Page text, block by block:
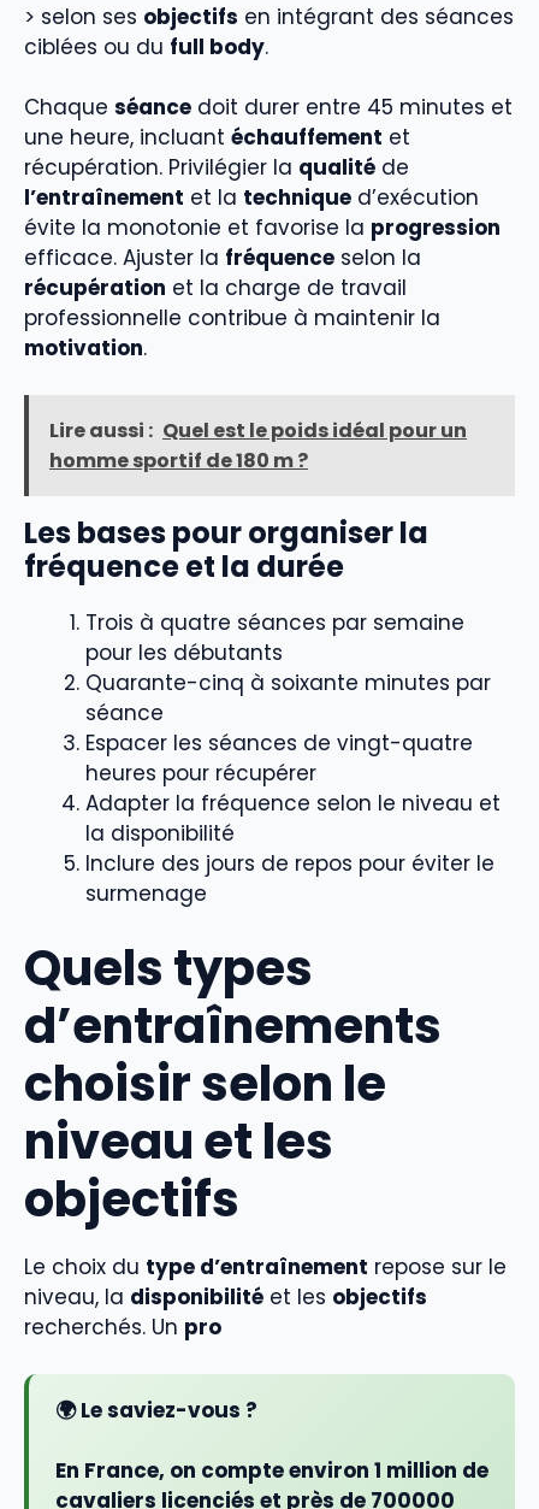
> selon ses objectifs en intégrant des séances
ciblées ou du full body.
Chaque séance doit durer entre 45 minutes et
une heure, incluant échauffement et
récupération. Privilégier la qualité de
l’entraînement et la technique d’exécution
évite la monotonie et favorise la progression
efficace. Ajuster la fréquence selon la
récupération et la charge de travail
professionnelle contribue à maintenir la
motivation.
Lire aussi : Quel est le poids idéal pour un
homme sportif de 180 m ?
Les bases pour organiser la
fréquence et la durée
Trois à quatre séances par semaine
pour les débutants
Quarante-cinq à soixante minutes par
séance
Espacer les séances de vingt-quatre
heures pour récupérer
Adapter la fréquence selon le niveau et
la disponibilité
Inclure des jours de repos pour éviter le
surmenage
Quels types
d’entraînements
choisir selon le
niveau et les
objectifs
Le choix du type d’entraînement repose sur le
niveau, la disponibilité et les objectifs
recherchés. Un pro
🌍 Le saviez-vous ?
En France, on compte environ 1 million de
cavaliers licenciés et près de 700000